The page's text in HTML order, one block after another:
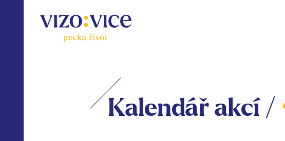
Kalendář akcí /